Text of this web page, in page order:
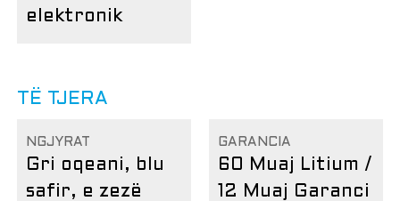
elektronik
TË TJERA
NGJYRAT
Gri oqeani, blu
safir, e zezë
GARANCIA
60 Muaj Litium /
12 Muaj Garanci